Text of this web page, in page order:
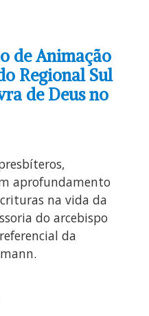
de Animação
Regional Sul
de Deus no
aprofundamento
na vida da
do arcebispo
da